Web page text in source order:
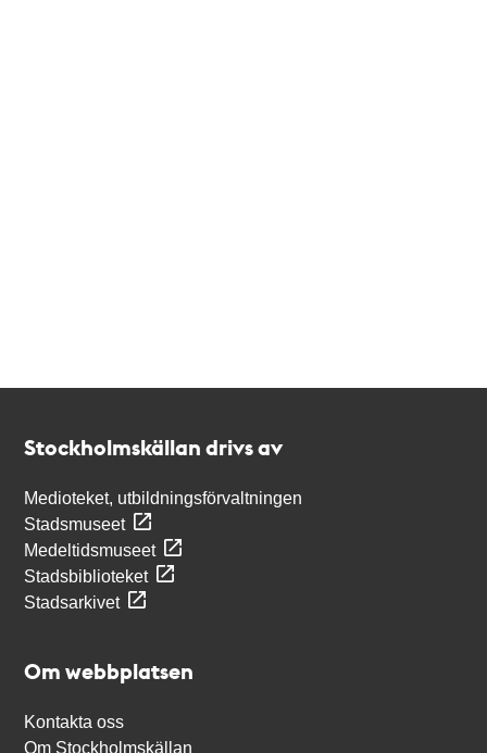
Stockholmskällan drivs av
Medioteket, utbildningsförvaltningen
Stadsmuseet
Medeltidsmuseet
Stadsbiblioteket
Stadsarkivet
Om webbplatsen
Kontakta oss
Om Stockholmskällan